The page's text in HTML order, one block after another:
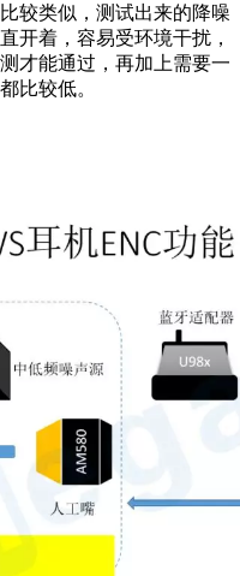
较类似，测试出来的降噪
开着，容易受环境干扰，
才能通过，再加上需要一
比较低。